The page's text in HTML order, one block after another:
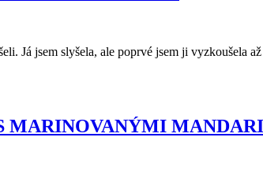
Já jsem slyšela, ale poprvé jsem ji vyzkoušela